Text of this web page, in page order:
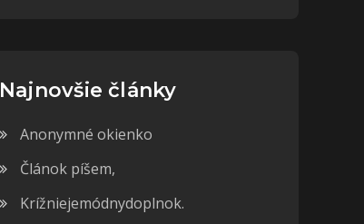
Najnovšie články
Anonymné okienko
Článok píšem,
Krížniejemódnydoplnok.